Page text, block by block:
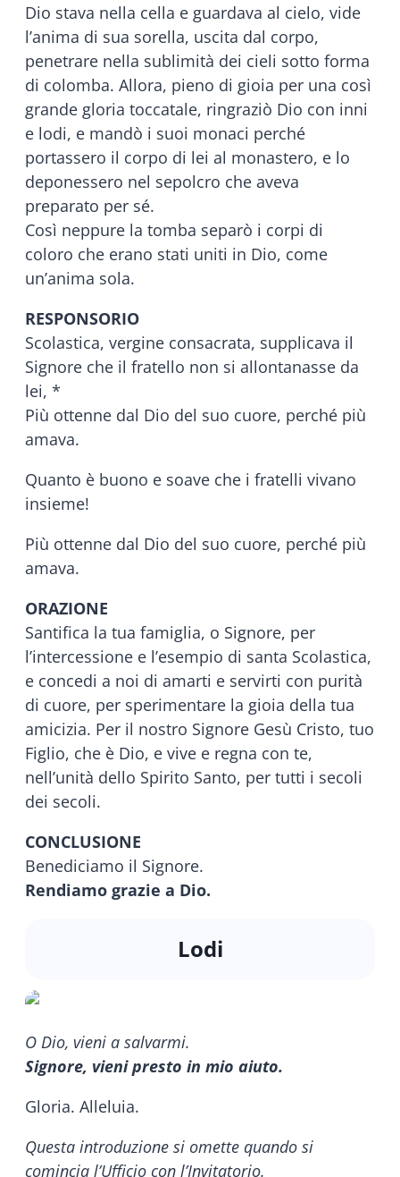
Dio stava nella cella e guardava al cielo, vide
l’anima di sua sorella, uscita dal corpo,
penetrare nella sublimità dei cieli sotto forma
di colomba. Allora, pieno di gioia per una così
grande gloria toccatale, ringraziò Dio con inni
e lodi, e mandò i suoi monaci perché
portassero il corpo di lei al monastero, e lo
deponessero nel sepolcro che aveva
preparato per sé.
Così neppure la tomba separò i corpi di
coloro che erano stati uniti in Dio, come
un’anima sola.
RESPONSORIO
Scolastica, vergine consacrata, supplicava il
Signore che il fratello non si allontanasse da
lei, *
Più ottenne dal Dio del suo cuore, perché più
amava.
Quanto è buono e soave che i fratelli vivano
insieme!
Più ottenne dal Dio del suo cuore, perché più
amava.
ORAZIONE
Santifica la tua famiglia, o Signore, per
l’intercessione e l’esempio di santa Scolastica,
e concedi a noi di amarti e servirti con purità
di cuore, per sperimentare la gioia della tua
amicizia. Per il nostro Signore Gesù Cristo, tuo
Figlio, che è Dio, e vive e regna con te,
nell’unità dello Spirito Santo, per tutti i secoli
dei secoli.
CONCLUSIONE
Benediciamo il Signore.
Rendiamo grazie a Dio.
Lodi
O Dio, vieni a salvarmi.
Signore, vieni presto in mio aiuto.
Gloria. Alleluia.
Questa introduzione si omette quando si
comincia l’Ufficio con l’Invitatorio.